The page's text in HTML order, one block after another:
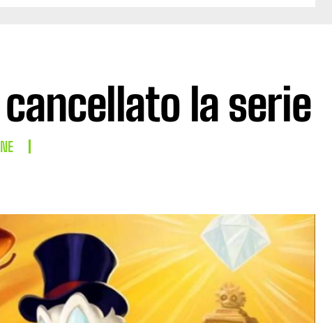
cancellato la serie